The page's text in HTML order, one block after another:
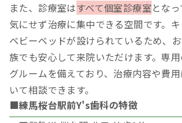
また、診療室はすべて個室診療室とな
気にせず治療に集中できる空間です。
ベビーベッドが設けられているため、
族でも安心して来院いただけます。専
グルームを備えており、治療内容や費
いて相談できます。
■練馬桜台駅前Y's歯科の特徴